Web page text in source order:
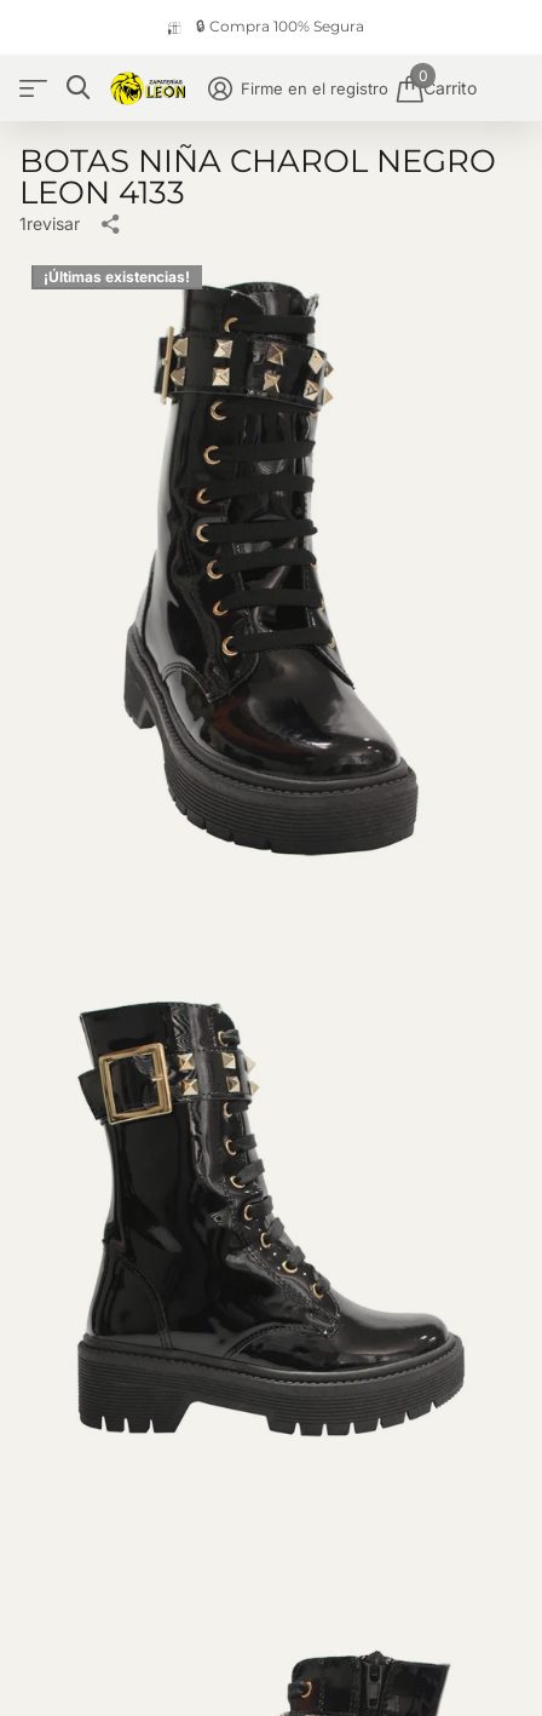
🔒 Compra 100% Segura
Firme en el registro Carrito
0
BOTAS NIÑA CHAROL NEGRO
LEON 4133
1revisar
¡Últimas existencias!